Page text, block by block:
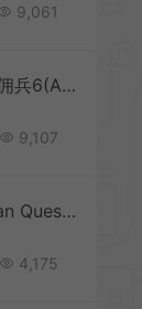
9,061
装甲核心6/机战佣兵6(ARMORED CORE)机甲动作游戏|下载
9,107
泰坦之旅2 / Titan Quest II 奇幻神话动作RPG游戏
4,175